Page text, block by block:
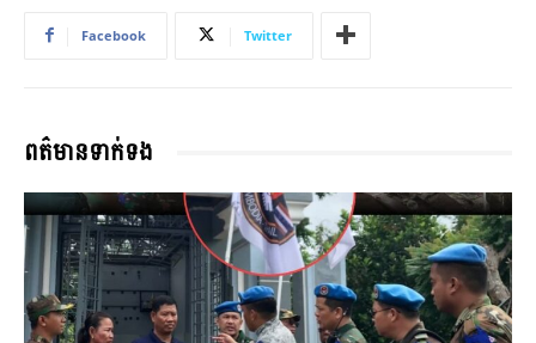
Facebook Twitter
ពត៌មានទាក់ទង